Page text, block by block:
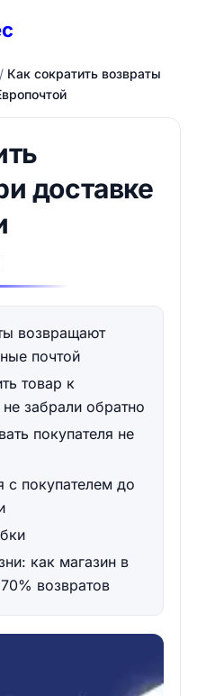
Как сократить возвраты
доставке
возвращают
почтой
товар к
забрали обратно
покупателя не
с покупателем до
как магазин в
возвратов